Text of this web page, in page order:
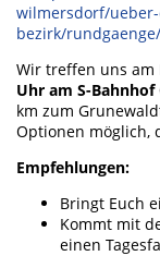
wilmersdorf/
bezirk/
Wir treffen uns am
Uhr am S-Bahnhof
km zum
Optionen möglich,
Empfehlungen:
Bringt Euch
Kommt mit
einen